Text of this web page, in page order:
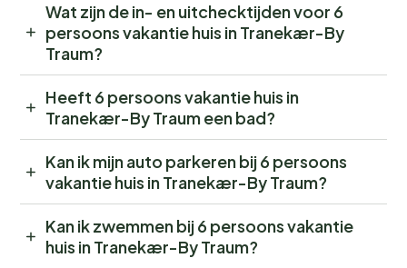
Wat zijn de in- en uitchecktijden voor 6
persoons vakantie huis in Tranekær-By
Traum?
Heeft 6 persoons vakantie huis in
Tranekær-By Traum een bad?
Kan ik mijn auto parkeren bij 6 persoons
vakantie huis in Tranekær-By Traum?
Kan ik zwemmen bij 6 persoons vakantie
huis in Tranekær-By Traum?